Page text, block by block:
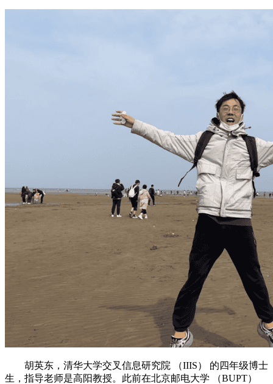
胡英东，清华大学交叉信息研究院 （IIIS） 的四年级博士
生，指导老师是高阳教授。此前在北京邮电大学 （BUPT）